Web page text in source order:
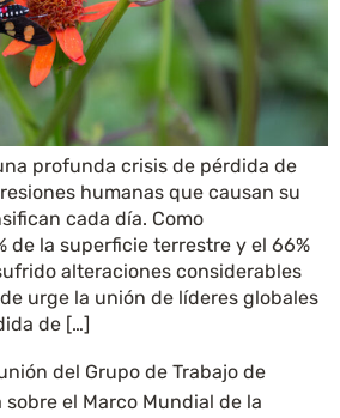
profunda crisis de pérdida de
humanas que causan su
cada día. Como
de la superficie terrestre y el 66%
alteraciones considerables
urge la unión de líderes globales
de […]
del Grupo de Trabajo de
el Marco Mundial de la